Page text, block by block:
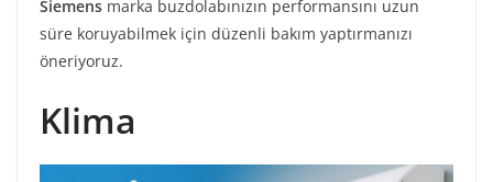
Siemens marka buzdolabınızın performansını uzun
süre koruyabilmek için düzenli bakım yaptırmanızı
öneriyoruz.
Klima